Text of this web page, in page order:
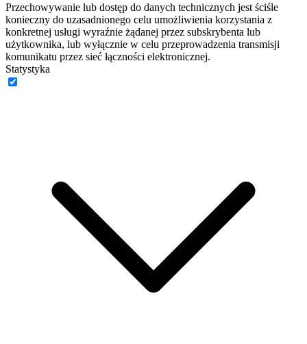
Przechowywanie lub dostęp do danych technicznych jest ściśle
konieczny do uzasadnionego celu umożliwienia korzystania z
konkretnej usługi wyraźnie żądanej przez subskrybenta lub
użytkownika, lub wyłącznie w celu przeprowadzenia transmisji
komunikatu przez sieć łączności elektronicznej.
Statystyka